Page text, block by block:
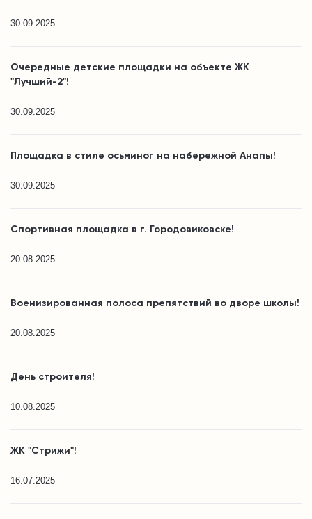
30.09.2025
Очередные детские площадки на объекте ЖК
"Лучший-2"!
30.09.2025
Площадка в стиле осьминог на набережной Анапы!
30.09.2025
Спортивная площадка в г. Городовиковске!
20.08.2025
Военизированная полоса препятствий во дворе школы!
20.08.2025
День строителя!
10.08.2025
ЖК "Стрижи"!
16.07.2025